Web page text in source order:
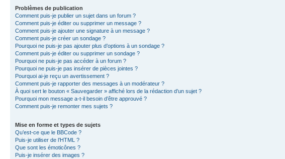
Problèmes de publication
Comment puis-je publier un sujet dans un forum ?
Comment puis-je éditer ou supprimer un message ?
Comment puis-je ajouter une signature à un message ?
Comment puis-je créer un sondage ?
Pourquoi ne puis-je pas ajouter plus d’options à un sondage ?
Comment puis-je éditer ou supprimer un sondage ?
Pourquoi ne puis-je pas accéder à un forum ?
Pourquoi ne puis-je pas insérer de pièces jointes ?
Pourquoi ai-je reçu un avertissement ?
Comment puis-je rapporter des messages à un modérateur ?
À quoi sert le bouton « Sauvegarder » affiché lors de la rédaction d’un sujet ?
Pourquoi mon message a-t-il besoin d’être approuvé ?
Comment puis-je remonter mes sujets ?
Mise en forme et types de sujets
Qu’est-ce que le BBCode ?
Puis-je utiliser de l’HTML ?
Que sont les émoticônes ?
Puis-je insérer des images ?